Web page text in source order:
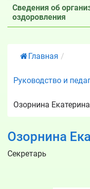
Сведения об
оздоровления
Главная /
Руководство и
Озорнина
Озорнина
Секретарь